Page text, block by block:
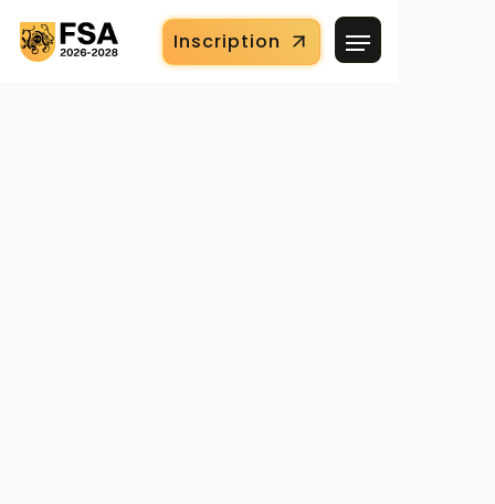
Inscription